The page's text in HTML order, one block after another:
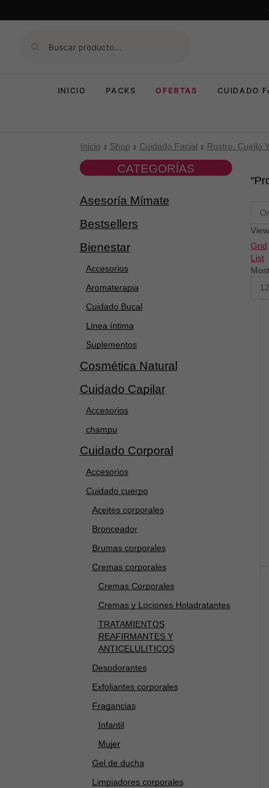
INICIO PACKS OFERTAS CUIDADO
Inicio Shop Cuidado Facial Rostro, Cuello
Grid
List
CATEGORÍAS
Asesoría Mímate
Bestsellers
Bienestar
Accesorios
Aromaterapia
Cuidado Bucal
Linea íntima
Suplementos
Cosmética Natural
Cuidado Capilar
Accesorios
champu
Cuidado Corporal
Accesorios
Cuidado cuerpo
Aceites corporales
Bronceador
Brumas corporales
Cremas corporales
Cremas Corporales
Cremas y Lociones Holadratantes
TRATAMIENTOS
REAFIRMANTES Y
ANTICELULITICOS
Desodorantes
Exfoliantes corporales
Fragancias
Infantil
Mujer
Gel de ducha
Limpiadores corporales